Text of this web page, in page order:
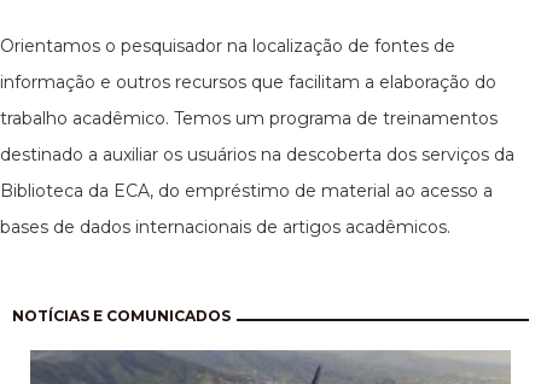
Orientamos o pesquisador na localização de fontes de
informação e outros recursos que facilitam a elaboração do
trabalho acadêmico. Temos um programa de treinamentos
destinado a auxiliar os usuários na descoberta dos serviços da
Biblioteca da ECA, do empréstimo de material ao acesso a
bases de dados internacionais de artigos acadêmicos.
NOTÍCIAS E COMUNICADOS
Paginación